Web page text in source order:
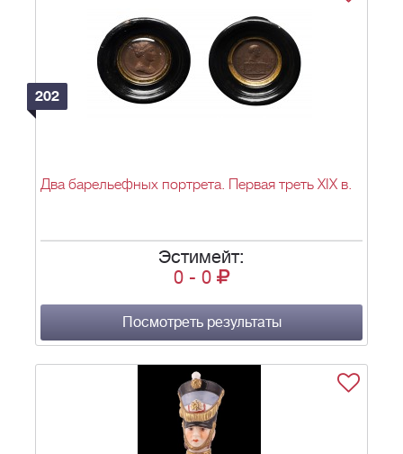
202
Два барельефных портрета. Первая треть XIX в.
Эстимейт:
0 - 0
Посмотреть результаты